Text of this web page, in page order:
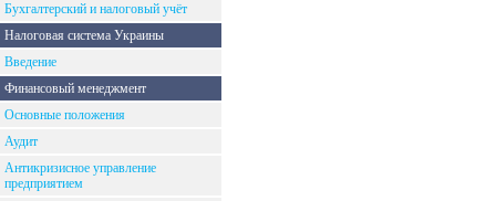
Бухгалтерский и налоговый учёт
Налоговая система Украины
Введение
Финансовый менеджмент
Основные положения
Аудит
Антикризисное управление
предприятием